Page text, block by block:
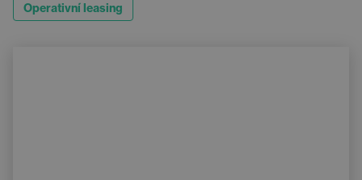
Operativní leasing